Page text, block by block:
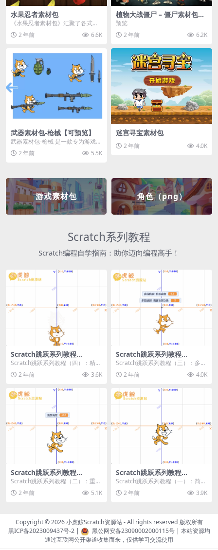
水果忍者素材包
《水果忍者素材包》汇聚了各式鲜
美诱人的水果图像与清脆悦耳的切
割音效，专为追求极致...
2 年前 6.6K
植物大战僵尸 – 僵尸素材包
【可预览】
预览
2 年前
6.2K
武器素材包-枪械【可预览】
武器素材包-枪械 是一款专为游戏开
发者和创作者设计的素材包，包含
多种高质量的枪械...
2 年前 5.5K
迷宫寻宝素材包
2 年前 4.0K
游戏素材包 角色（png）
Scratch系列教程
Scratch编程自学指南：助你迈向编程高手！
Scratch跳跃系列教程
（四）：精准着陆
Scratch跳跃系列教程（四）：精准
着陆 作者：小虎鲸Scratch资源站
... 2 年前 3.6K
Scratch跳跃系列教程
（三）：多段跳跃
Scratch跳跃系列教程（三）：多段
跳跃 作者：小虎鲸Scratch资源站
连...2 年前 4.0K
Scratch跳跃系列教程
（二）：重力跳跃
Scratch跳跃系列教程（二）：重力
跳跃 作者：小虎鲸Scratch资源站
按...2 年前 5.1K
Scratch跳跃系列教程
（一）：简单跳跃
Scratch跳跃系列教程（一）：简单
跳跃 作者：小虎鲸Scratch资源站
按...2 年前 3.9K
Copyright © 2026小虎鲸Scratch资源站- All rights reserved 版权所有
黑ICP备2023009437号-2| 黑公网安备23090002000115号| 本站资源均
通过互联网公开渠道收集而来，仅供学习交流使用